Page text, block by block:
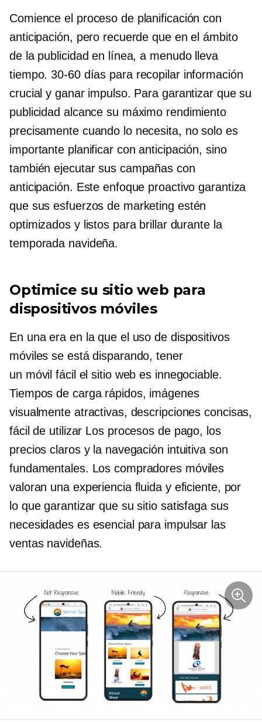
Comience el proceso de planificación con
anticipación, pero recuerde que en el ámbito
de la publicidad en línea, a menudo lleva
tiempo.30-60días para recopilar información
crucial y ganar impulso. Para garantizar que su
publicidad alcance su máximo rendimiento
precisamente cuando lo necesita, no solo es
importante planificar con anticipación, sino
también ejecutar sus campañas con
anticipación. Este enfoque proactivo garantiza
que sus esfuerzos de marketing estén
optimizados y listos para brillar durante la
temporada navideña.
Optimice su sitio web para
dispositivos móviles
En una era en la que el uso de dispositivos
móviles se está disparando, tener
un móvil fácil el sitio web es innegociable.
Tiempos de carga rápidos, imágenes
visualmente atractivas, descripciones concisas,
fácil de utilizar Los procesos de pago, los
precios claros y la navegación intuitiva son
fundamentales. Los compradores móviles
valoran una experiencia fluida y eficiente, por
lo que garantizar que su sitio satisfaga sus
necesidades es esencial para impulsar las
ventas navideñas.